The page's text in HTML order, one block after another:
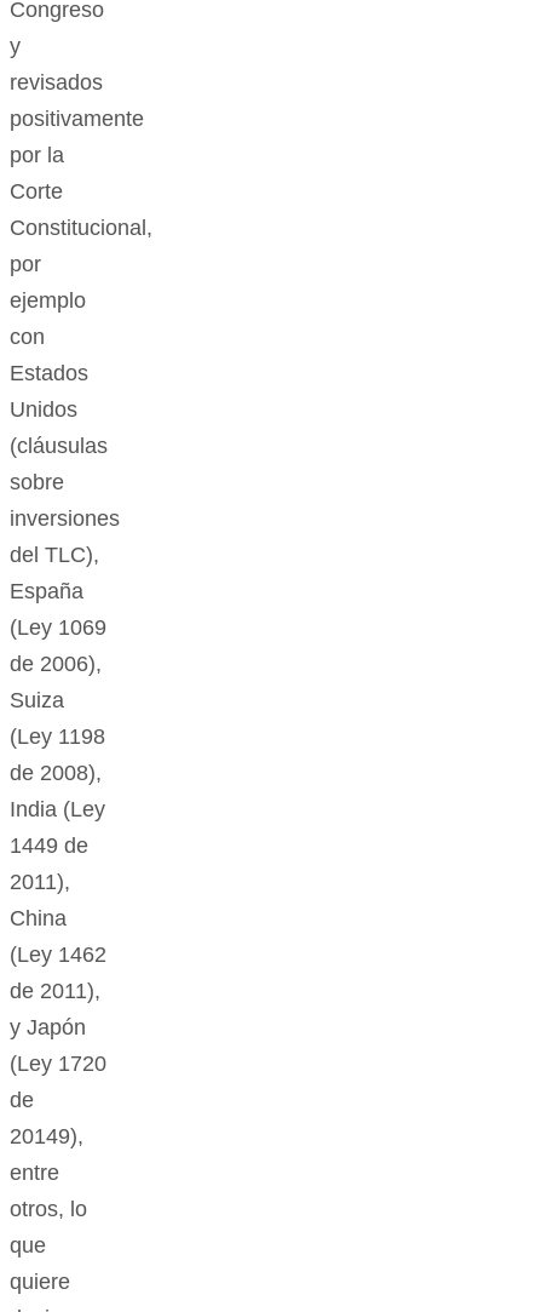
Congreso
y
revisados
positivamente
por la
Corte
Constitucional,
por
ejemplo
con
Estados
Unidos
(cláusulas
sobre
inversiones
del TLC),
España
(Ley 1069
de 2006),
Suiza
(Ley 1198
de 2008),
India (Ley
1449 de
2011),
China
(Ley 1462
de 2011),
y Japón
(Ley 1720
de
20149),
entre
otros, lo
que
quiere